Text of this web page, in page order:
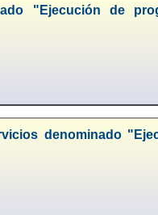
"Ejecución de
denominado